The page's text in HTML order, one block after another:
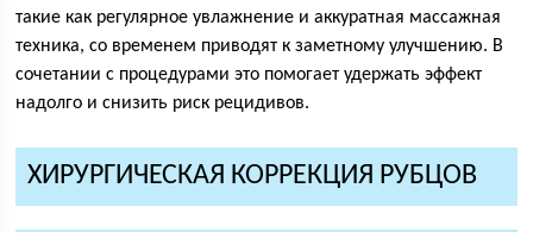
такие как регулярное увлажнение и аккуратная массажная
техника, со временем приводят к заметному улучшению. В
сочетании с процедурами это помогает удержать эффект
надолго и снизить риск рецидивов.
ХИРУРГИЧЕСКАЯ КОРРЕКЦИЯ РУБЦОВ